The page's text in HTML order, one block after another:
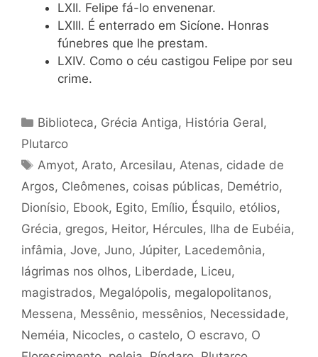
LXII. Felipe fá-lo envenenar.
LXIII. É enterrado em Sicíone. Honras
fúnebres que lhe prestam.
LXIV. Como o céu castigou Felipe por seu
crime.
Categorias
Biblioteca, Grécia Antiga, História Geral,
Plutarco
Tags
Amyot,Arato,Arcesilau,Atenas, cidade de
Argos, Cleômenes, coisas públicas, Demétrio,
Dionísio, Ebook, Egito, Emílio, Ésquilo, etólios,
Grécia, gregos, Heitor, Hércules, Ilha de Eubéia,
infâmia, Jove, Juno, Júpiter, Lacedemônia,
lágrimas nos olhos, Liberdade, Liceu,
magistrados, Megalópolis, megalopolitanos,
Messena, Messênio, messênios, Necessidade,
Neméia, Nicocles, o castelo, O escravo, O